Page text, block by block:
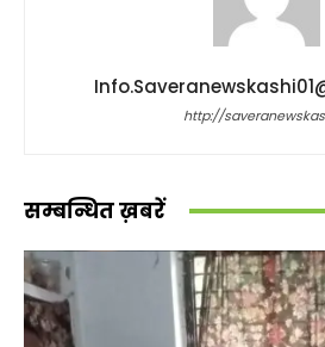
http://
सम्बन्धित ख़बरें